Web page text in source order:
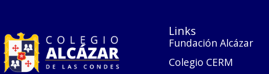
Links
Fundación Alcázar
Colegio CERM